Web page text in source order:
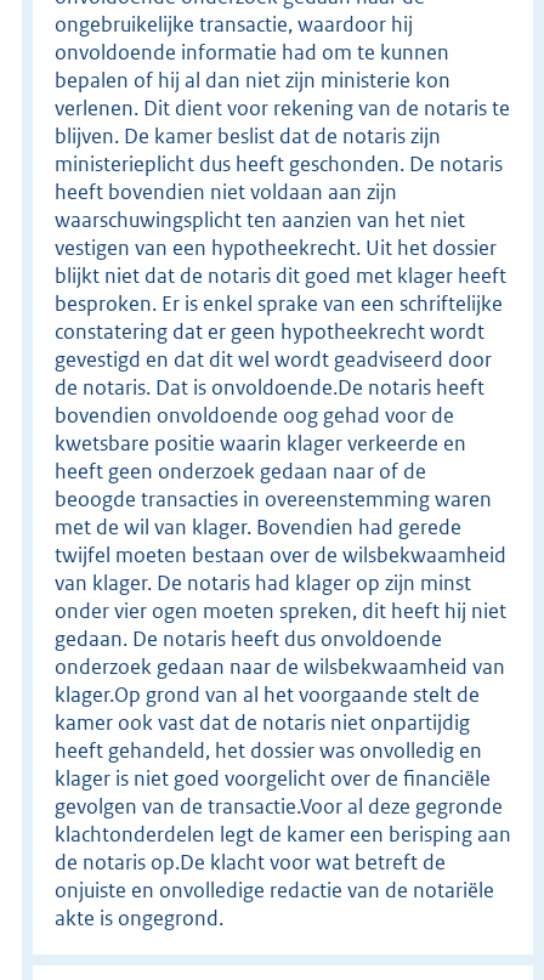
ongebruikelijke transactie, waardoor hij
onvoldoende informatie had om te kunnen
bepalen of hij al dan niet zijn ministerie kon
verlenen. Dit dient voor rekening van de notaris te
blijven. De kamer beslist dat de notaris zijn
ministerieplicht dus heeft geschonden. De notaris
heeft bovendien niet voldaan aan zijn
waarschuwingsplicht ten aanzien van het niet
vestigen van een hypotheekrecht. Uit het dossier
blijkt niet dat de notaris dit goed met klager heeft
besproken. Er is enkel sprake van een schriftelijke
constatering dat er geen hypotheekrecht wordt
gevestigd en dat dit wel wordt geadviseerd door
de notaris. Dat is onvoldoende.De notaris heeft
bovendien onvoldoende oog gehad voor de
kwetsbare positie waarin klager verkeerde en
heeft geen onderzoek gedaan naar of de
beoogde transacties in overeenstemming waren
met de wil van klager. Bovendien had gerede
twijfel moeten bestaan over de wilsbekwaamheid
van klager. De notaris had klager op zijn minst
onder vier ogen moeten spreken, dit heeft hij niet
gedaan. De notaris heeft dus onvoldoende
onderzoek gedaan naar de wilsbekwaamheid van
klager.Op grond van al het voorgaande stelt de
kamer ook vast dat de notaris niet onpartijdig
heeft gehandeld, het dossier was onvolledig en
klager is niet goed voorgelicht over de financiële
gevolgen van de transactie.Voor al deze gegronde
klachtonderdelen legt de kamer een berisping aan
de notaris op.De klacht voor wat betreft de
onjuiste en onvolledige redactie van de notariële
akte is ongegrond.